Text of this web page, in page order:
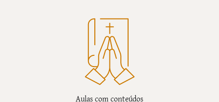
Aulas com conteúdos